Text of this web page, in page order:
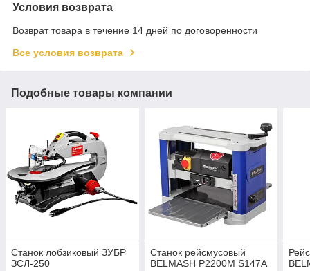
Условия возврата
Возврат товара в течение 14 дней по договоренности
Все условия возврата
Подобные товары компании
Станок лобзиковый ЗУБР
ЗСЛ-250
Станок рейсмусовый
BELMASH P2200M S147A